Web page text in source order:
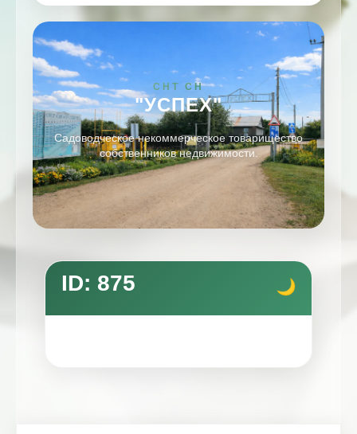
СНТ СН
"УСПЕХ"
Садоводческое некоммерческое товарищество
собственников недвижимости.
ID: 875